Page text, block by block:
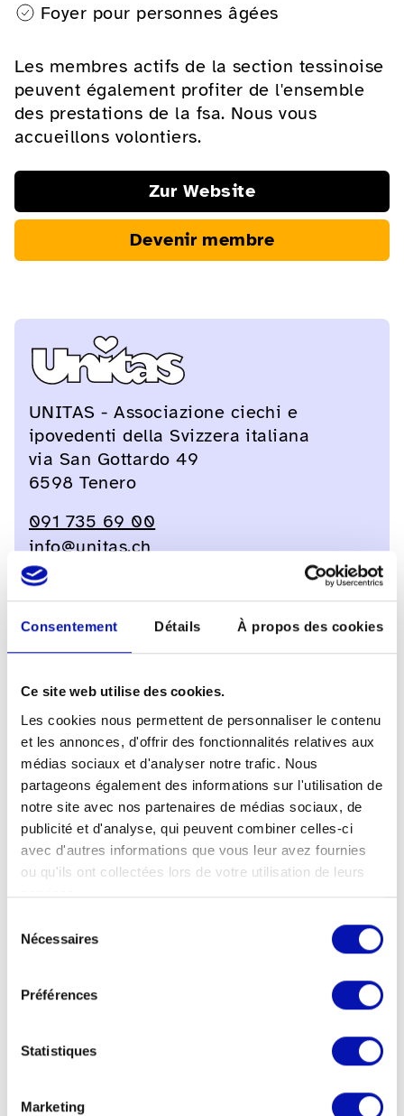
Consentement Détails À propos des cookies
Ce site web utilise des cookies.
Les cookies nous permettent de personnaliser le contenu
et les annonces, d'offrir des fonctionnalités relatives aux
médias sociaux et d'analyser notre trafic. Nous
partageons également des informations sur l'utilisation de
notre site avec nos partenaires de médias sociaux, de
publicité et d'analyse, qui peuvent combiner celles-ci
avec d'autres informations que vous leur avez fournies
ou qu'ils ont collectées lors de votre utilisation de leurs
services.
Nécessaires
Préférences
Statistiques
Marketing
Foyer pour personnes âgées
Les membres actifs de la section tessinoise
peuvent également profiter de l'ensemble
des prestations de la fsa. Nous vous
accueillons volontiers.
Zur Website
Devenir membre
UNITAS - Associazione ciechi e
ipovedenti della Svizzera italiana
via San Gottardo 49
6598 Tenero
091 735 69 00
info@unitas.ch
ACTUEL
La fsa aux Swiss Abilities
2027
Lire la suite
13.07.2026
STBV World Masters 2026: le
torball et un anniversaire à
Lire la suite
01.07.2026
E-Kiosque: la newsletter
Migros est enfin disponible!